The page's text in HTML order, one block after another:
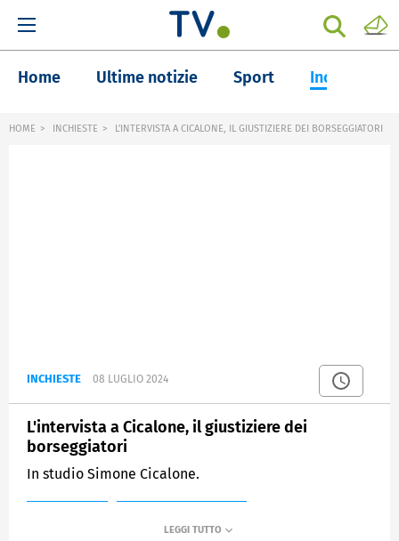
Home Ultime notizie Sport Inchieste
HOME INCHIESTE L'INTERVISTA A CICALONE, IL GIUSTIZIERE DEI BORSEGGIATORI
INCHIESTE 08 LUGLIO 2024
L'intervista a Cicalone, il giustiziere dei
borseggiatori
In studio Simone Cicalone.